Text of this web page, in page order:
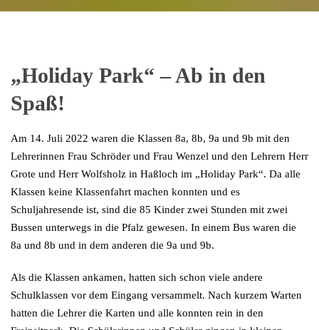
„Holiday Park“ – Ab in den
Spaß!
Am 14. Juli 2022 waren die Klassen 8a, 8b, 9a und 9b mit den
Lehrerinnen Frau Schröder und Frau Wenzel und den Lehrern Herr
Grote und Herr Wolfsholz in Haßloch im „Holiday Park“. Da alle
Klassen keine Klassenfahrt machen konnten und es
Schuljahresende ist, sind die 85 Kinder zwei Stunden mit zwei
Bussen unterwegs in die Pfalz gewesen. In einem Bus waren die
8a und 8b und in dem anderen die 9a und 9b.
Als die Klassen ankamen, hatten sich schon viele andere
Schulklassen vor dem Eingang versammelt. Nach kurzem Warten
hatten die Lehrer die Karten und alle konnten rein in den